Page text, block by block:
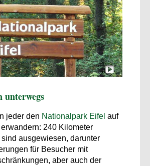
unterwegs
jeder den Nationalpark Eifel auf
240 Kilometer
ausgewiesen, darunter
für Besucher mit
aber auch der